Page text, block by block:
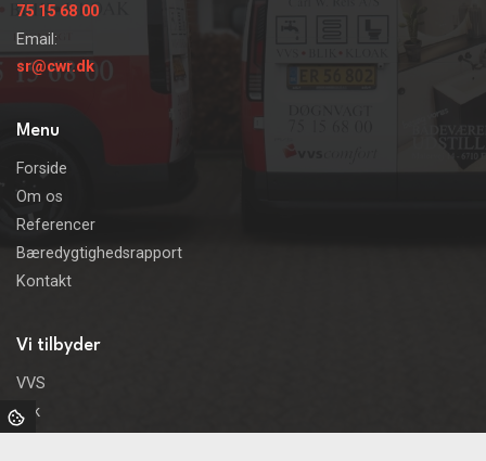
75 15 68 00
Email:
sr@cwr.dk
Menu
Forside
Om os
Referencer
Bæredygtighedsrapport
Kontakt
Vi tilbyder
VVS
Blik